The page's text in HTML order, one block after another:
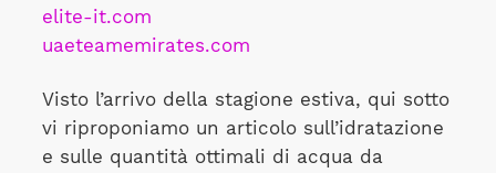
elite-it.com
uaeteamemirates.com
Visto l’arrivo della stagione estiva, qui sotto
vi riproponiamo un articolo sull’idratazione
e sulle quantità ottimali di acqua da